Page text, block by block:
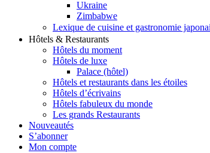
Ukraine
Zimbabwe
Lexique de cuisine et gastronomie
Hôtels & Restaurants
Hôtels du moment
Hôtels de luxe
Palace (hôtel)
Hôtels et restaurants dans les étoiles
Hôtels d’écrivains
Hôtels fabuleux du monde
Les grands Restaurants
Nouveautés
S’abonner
Mon compte